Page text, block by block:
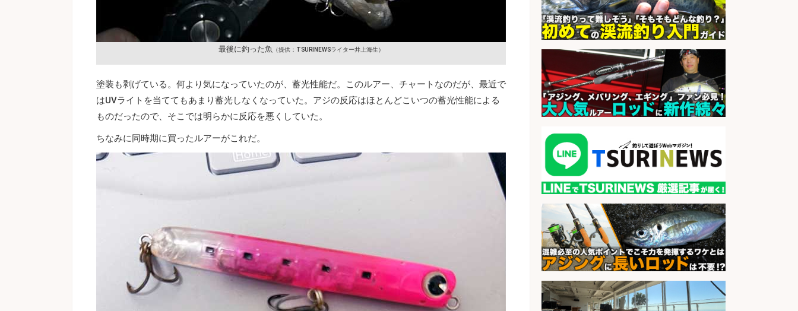
最後に釣った魚 （提供：TSURINEWSライター井上海生）
塗装も剥げている。何より気になっていたのが、蓄光性能だ。このルアー、チャートなのだが、最近で
はUVライトを当ててもあまり蓄光しなくなっていた。アジの反応はほとんどこいつの蓄光性能による
ものだったので、そこでは明らかに反応を悪くしていた。
ちなみに同時期に買ったルアーがこれだ。